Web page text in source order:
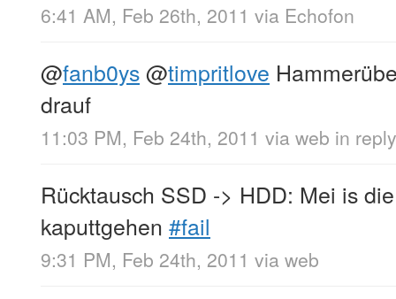
6:41 AM, Feb 26th, 2011 via Echofon
@fanb0ys@timpritlove
drauf
11:03 PM, Feb 24th, 2011 via web in
Rücktausch SSD -> HDD: Mei is
kaputtgehen #fail
9:31 PM, Feb 24th, 2011 via web